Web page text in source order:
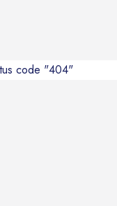
code "404"